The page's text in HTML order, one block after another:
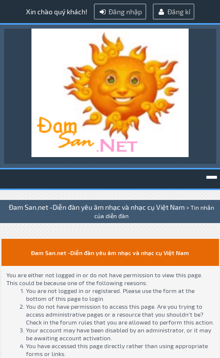
Xin chào quý khách! Đăng nhập Đăng kí
Đam San.net -Diễn đàn yêu âm nhạc và nhạc cụ Việt Nam > Tin nhắn
của diễn đàn
Đam San.net -Diễn đàn yêu âm nhạc và nhạc cụ Việt Nam
You are either not logged in or do not have permission to view this page.
This could be because one of the following reasons:
You are not logged in or registered. Please use the form at the
bottom of this page to login.
You do not have permission to access this page. Are you trying to
access administrative pages or a resource that you shouldn't be?
Check in the forum rules that you are allowed to perform this action.
Your account may have been disabled by an administrator, or it may
be awaiting account activation.
You have accessed this page directly rather than using appropriate
forms or links.